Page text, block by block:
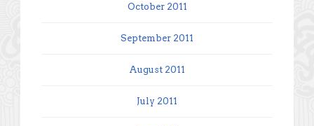
October 2011
September 2011
August 2011
July 2011